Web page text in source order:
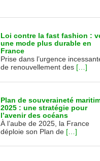
Loi contre la fast fashion :
une mode plus durable en
France
Prise dans l’urgence
de renouvellement des […]
Plan de souveraineté
2025 : une stratégie pour
l’avenir des océans
À l’aube de 2025, la France
déploie son Plan de […]